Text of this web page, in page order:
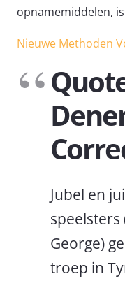
opnamemiddelen,
Nieuwe Methoden
Jubel en
speelsters
George)
troep in